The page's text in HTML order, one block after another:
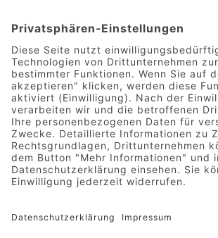
SERVICE
Leitfaden für
Glossar